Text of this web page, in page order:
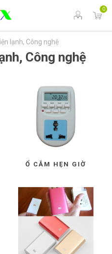
0
lạnh, Công nghệ
Công nghệ
Ổ CẮM HẸN GIỜ